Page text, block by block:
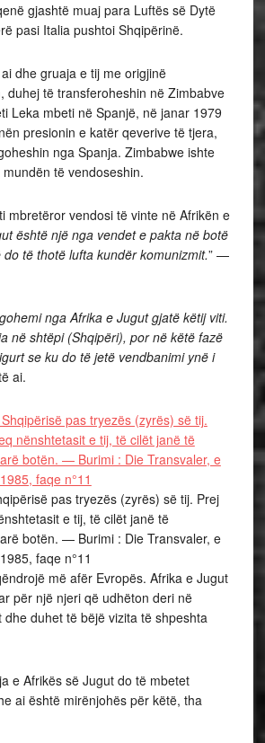
gjashtë muaj para Luftës së Dytë
pasi Italia pushtoi Shqipërinë.
dhe gruaja e tij me origjinë
duhej të transferoheshin në Zimbabve
Leka mbeti në Spanjë, në janar 1979
presionin e katër qeverive të tjera,
nga Spanja. Zimbabwe ishte
të vendoseshin.
mbretëror vendosi të vinte në Afrikën e
është një nga vendet e pakta në botë
të thotë lufta kundër komunizmit.” —
nga Afrika e Jugut gjatë këtij viti.
në shtëpi (Shqipëri), por në këtë fazë
se ku do të jetë vendbanimi ynë i
ai.
pas tryezës (zyrës) së tij. Prej
e tij, të cilët janë të
botën. — Burimi : Die Transvaler, e
faqe n°11
më afër Evropës. Afrika e Jugut
për një njeri që udhëton deri në
duhet të bëjë vizita të shpeshta
e Afrikës së Jugut do të mbetet
ai është mirënjohës për këtë, tha